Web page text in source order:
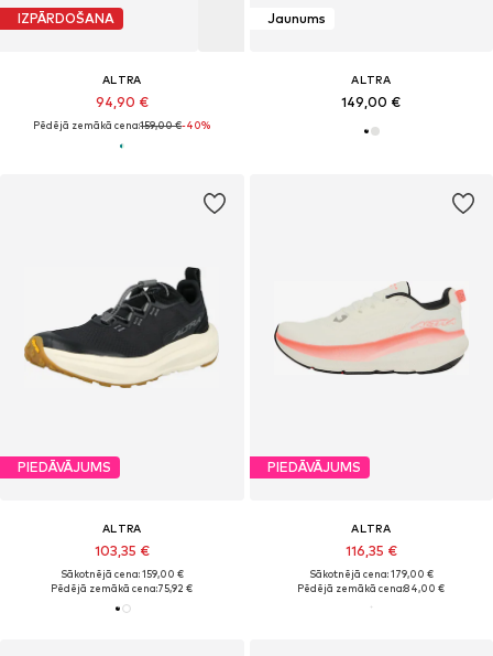
IZPĀRDOŠANA
ALTRA
94,90 €
Pēdējā zemākā cena:159,00 €-40%
Jaunums
ALTRA
149,00 €
PIEDĀVĀJUMS
ALTRA
103,35 €
Sākotnējā cena: 159,00 €
Pēdējā zemākā cena:75,92 €
PIEDĀVĀJUMS
ALTRA
116,35 €
Sākotnējā cena: 179,00 €
Pēdējā zemākā cena:84,00 €